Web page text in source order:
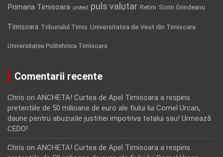
Primaria Timisoara protest puls valutar Retim Sorin Grindeanu
Timisoara Tribunalul Timis Universitatea de Vest din Timisoara
Universitatea Politehnica Timisoara
Comentarii recente
Chris on ANCHETA! Curtea de Apel Timisoara a respins
pretentiile de 50 milioane de euro ale fiului lui Cornel Urcan,
daune pentru abuzurile justitiei impotriva tatalui sau! Urmează
CEDO!
Chris on ANCHETA! Curtea de Apel Timisoara a respins